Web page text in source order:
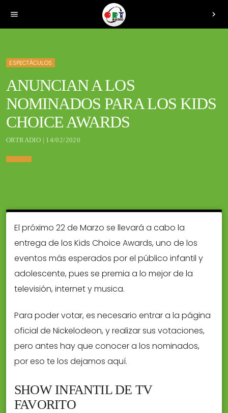
menu chevron_right
ESPECTÁCULOS
ANUNCIAN A LOS
NOMINADOS PARA LOS KIDS
CHOICE AWARDS
ORTRADIO | 14/02/2020
El próximo 22 de Marzo se llevará a cabo la
entrega de los Kids Choice Awards, uno de los
eventos más esperados por el público infantil y
adolescente, pues se premia a lo mejor de la
televisión, internet y musica.
Para poder votar, es necesario entrar a la página
oficial de Nickelodeon, y realizar sus votaciones,
pero antes hay que conocer a los nominados,
por eso te los dejamos aquí.
SHOW INFANTIL DE TV
FAVORITO